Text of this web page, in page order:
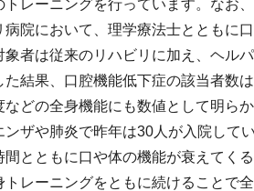
レーニングを行っています。なお
病院において、理学療法士とともに
者は従来のリハビリに加え、ヘル
結果、口腔機能低下症の該当者数
などの全身機能にも数値として明ら
ンザや肺炎で昨年は30人が入院して
間とともに口や体の機能が衰えてく
レーニングをともに続けることで